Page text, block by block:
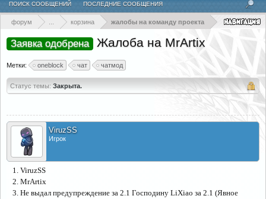
форум корзина жалобы на команду проекта
Заявка одобрена Жалоба на MrArtix
Метки: oneblock чат чатмод
Статус темы: Закрыта.
ViruzSS
Игрок
1. ViruzSS
2. MrArtix
3. Не выдал предупреждение за 2.1 Господину LiXiao за 2.1 (Явное
ПОИСК СООБЩЕНИЙ ПОСЛЕДНИЕ СООБЩЕНИЯ